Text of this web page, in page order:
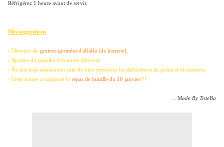
Réfrigérez 1 heure avant de servir.
Mes suggestions
- Décorez de graines germées d'alfalfa (de luzerne)
- Ajoutez du paprika à la purée d'avocat.
- Ne pas trop assaisonner afin de bien retrouver les différences de goûts et de textures.
- Cette entrée a composé le repas de famille du 18 janvier!!!
... Made By TisteBa